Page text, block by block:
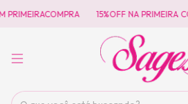
15%OFF NA PRIMEIRA COMPRA COM